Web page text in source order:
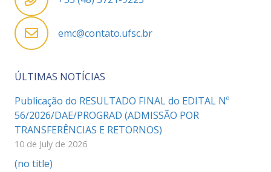
emc@contato.ufsc.br
ÚLTIMAS NOTÍCIAS
Publicação do RESULTADO FINAL do EDITAL Nº
56/2026/DAE/PROGRAD (ADMISSÃO POR
TRANSFERÊNCIAS E RETORNOS)
10 de July de 2026
(no title)